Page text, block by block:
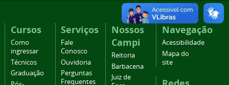
Cursos
Como
ingressar
Técnicos
Graduação
Serviços
Fale
Conosco
Ouvidoria
Perguntas
Frequentes
Nossos
Campi
Reitoria
Barbacena
Juiz de
Navegação
Acessibilidade
Mapa do
site